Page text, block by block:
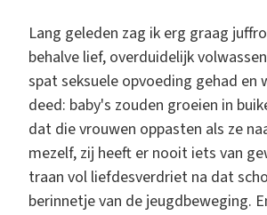
Lang geleden zag ik erg graag
behalve lief, overduidelijk
spat seksuele opvoeding gehad
deed: baby's zouden groeien in
dat die vrouwen oppasten als ze
mezelf, zij heeft er nooit iets van
traan vol liefdesverdriet na dat
berinnetje van de jeugdbeweging.